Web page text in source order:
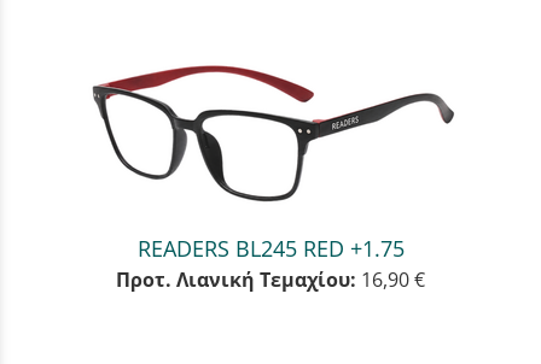
READERS BL245 RED +1.75
Προτ. Λιανική Τεμαχίου: 16,90 €